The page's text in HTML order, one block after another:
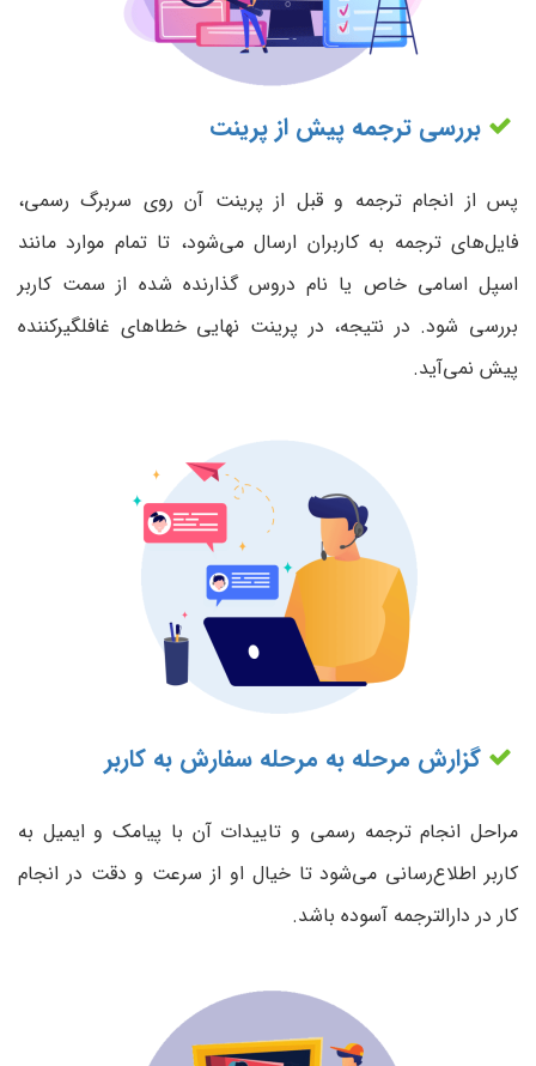
بررسی ترجمه پیش از پرینت
پس از انجام ترجمه و قبل از پرینت آن روی سربرگ رسمی،
فایل‌های ترجمه به کاربران ارسال می‌شود، تا تمام موارد مانند
اسپل اسامی خاص یا نام دروس گذارنده شده از سمت کاربر
بررسی شود. در نتیجه، در پرینت نهایی خطاهای غافلگیرکننده
پیش نمی‌آید.
گزارش مرحله به مرحله سفارش به کاربر
مراحل انجام ترجمه رسمی و تاییدات آن با پیامک و ایمیل به
کاربر اطلاع‌رسانی می‌شود تا خیال او از سرعت و دقت در انجام
کار در دارالترجمه آسوده باشد.